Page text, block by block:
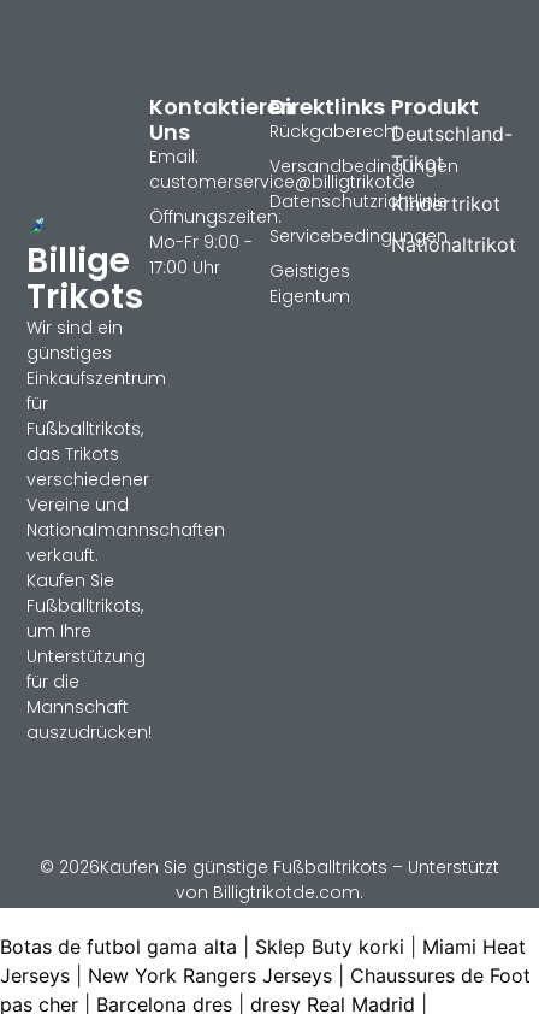
Billige
Trikots
Wir sind ein
günstiges
Einkaufszentrum
für
Fußballtrikots,
das Trikots
verschiedener
Vereine und
Nationalmannschaften
verkauft.
Kaufen Sie
Fußballtrikots,
um Ihre
Unterstützung
für die
Mannschaft
auszudrücken!
Produkt
Deutschland-
Trikot
Kindertrikot
Nationaltrikot
Direktlinks
Rückgaberecht
Versandbedingungen
Datenschutzrichtlinie
Servicebedingungen
Geistiges
Eigentum
Kontaktieren
Uns
Email:
customerservice@billigtrikotde
Öffnungszeiten:
Mo-Fr 9:00 -
17:00 Uhr
© 2026Kaufen Sie günstige Fußballtrikots – Unterstützt
von Billigtrikotde.com.
Botas de futbol gama alta Sklep Buty korki
Miami Heat
Jerseys
New York Rangers Jerseys
Chaussures de Foot
pas cher
Barcelona dres dresy Real Madrid